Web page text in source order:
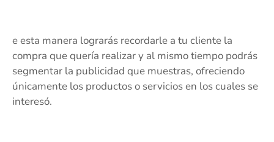
e esta manera lograrás recordarle a tu cliente la
compra que quería realizar y al mismo tiempo podrás
segmentar la publicidad que muestras, ofreciendo
únicamente los productos o servicios en los cuales se
interesó.